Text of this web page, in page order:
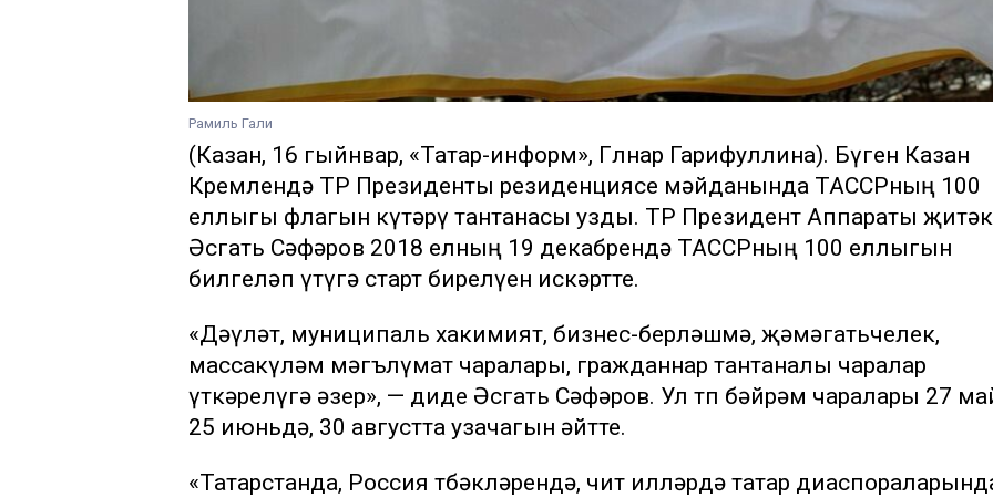
Рамиль Гали
(Казан, 16 гыйнвар, «Татар-информ», Гөлнар Гарифуллина). Бүген Казан
Кремлендә ТР Президенты резиденциясе мәйданында ТАССРның 100
еллыгы флагын күтәрү тантанасы узды. ТР Президент Аппараты
Әсгать Сәфәров 2018 елның 19 декабрендә ТАССРның 100 еллыгын
билгеләп үтүгә старт бирелүен искәртте.
«Дәүләт, муниципаль хакимият, бизнес-берләшмә, җәмәгатьчелек,
массакүләм мәгълүмат чаралары, гражданнар тантаналы чаралар
үткәрелүгә әзер», — диде Әсгать Сәфәров. Ул төп бәйрәм чаралары 27
25 июньдә, 30 августта узачагын әйтте.
«Татарстанда, Россия төбәкләрендә, чит илләрдә татар